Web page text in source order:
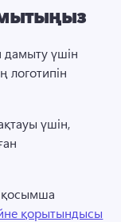
дамыту үшін
логотипін
үшін,
қосымша
қорытындысы